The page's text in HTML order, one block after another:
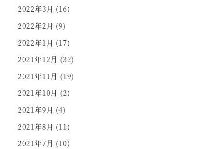
2022年3月 (16)
2022年2月 (9)
2022年1月 (17)
2021年12月 (32)
2021年11月 (19)
2021年10月 (2)
2021年9月 (4)
2021年8月 (11)
2021年7月 (10)